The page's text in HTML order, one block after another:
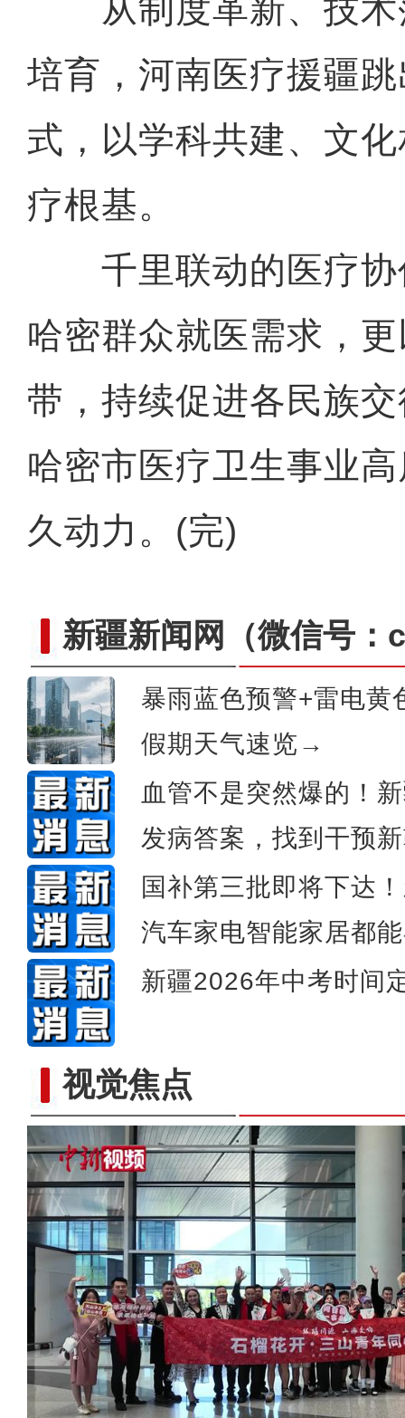
从制度革新、技术
培育，河南医疗援疆跳
式，以学科共建、文
疗根基。
千里联动的医疗协
哈密群众就医需求，
带，持续促进各民族
哈密市医疗卫生事业
久动力。(完)
新疆新闻网 （微信号
暴雨蓝色预警+雷电黄
假期天气速览→
血管不是突然爆的！
发病答案，找到干预
国补第三批即将下达
汽车家电智能家居都
新疆2026年中考时间
视觉焦点
美丽新疆繁荣兵团 2026
行走新疆体验环塔 国际青